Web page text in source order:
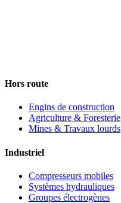
Hors route
Engins de construction
Agriculture & Foresterie
Mines & Travaux lourds
Industriel
Compresseurs mobiles
Systèmes hydrauliques
Groupes électrogènes